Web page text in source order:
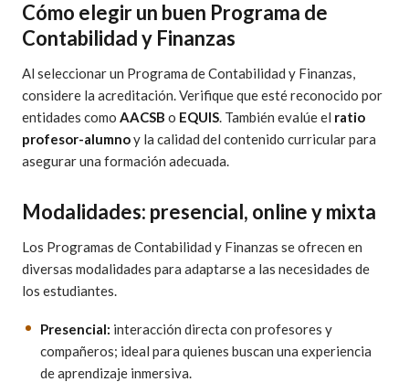
Cómo elegir un buen Programa de
Contabilidad y Finanzas
Al seleccionar un Programa de Contabilidad y Finanzas,
considere la acreditación. Verifique que esté reconocido por
entidades como AACSB o EQUIS. También evalúe el ratio
profesor-alumnoy la calidad del contenido curricular para
asegurar una formación adecuada.
Modalidades: presencial, online y mixta
Los Programas de Contabilidad y Finanzas se ofrecen en
diversas modalidades para adaptarse a las necesidades de
los estudiantes.
Presencial: interacción directa con profesores y
compañeros; ideal para quienes buscan una experiencia
de aprendizaje inmersiva.